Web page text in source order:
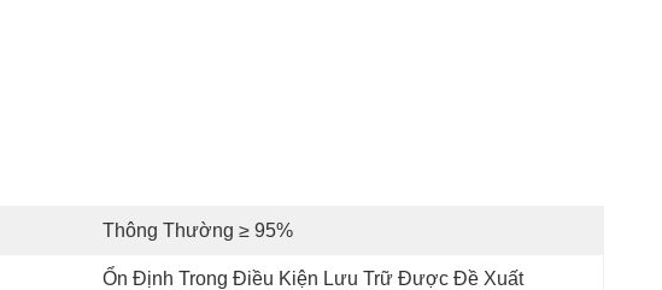
Thông Thường ≥ 95%
Ổn Định Trong Điều Kiện Lưu Trữ Được Đề Xuất